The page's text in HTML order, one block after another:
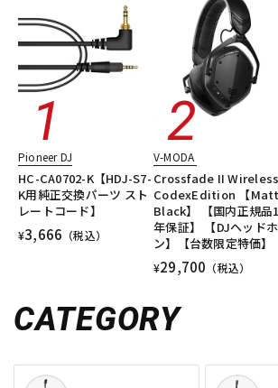
Pioneer DJ
HC-CA0702-K【HDJ-S7-
K用純正交換パーツ スト
レートコード】
¥3,666 （税込）
V-MODA
Crossfade II Wireless
CodexEdition 【
Black】 【国内正規品1
年保証】 【DJヘッドホ
ン】【台数限定特価】
¥29,700 （税込）
CATEGORY